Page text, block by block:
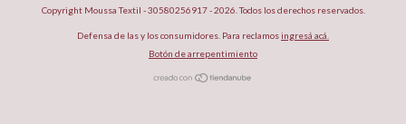
Copyright Moussa Textil - 30580256917 - 2026. Todos los derechos reservados.
Defensa de las y los consumidores. Para reclamosingresá acá.
Botón de arrepentimiento